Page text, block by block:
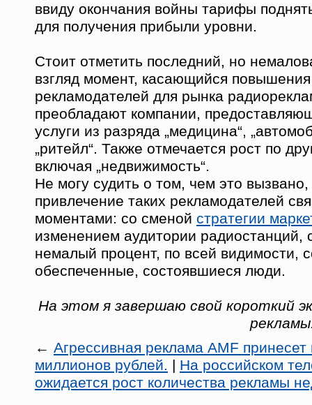
ввиду окончания войны тарифы
для получения прибыли уровни.
Стоит отметить последний, но
взгляд момент, касающийся повышения
рекламодателей для рынка
преобладают компании,
услуги из разряда „медицина“,
„ритейл“. Также отмечается рост по
включая „недвижимость“.
Не могу судить о том, чем это вызвано,
привлечение таких рекламодателей
моментами: со сменой стратегии
изменением аудитории радиостанций,
немалый процент, по всей видимости,
обеспеченные, состоявшиеся люди.
На этом я завершаю свой короткий
← Агрессивная реклама AMF
миллионов рублей. | На российском
ожидается рост количества рекламы